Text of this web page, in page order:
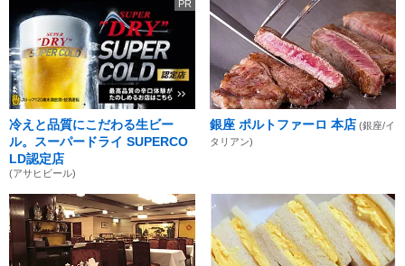
PR
冷えと品質にこだわる生ビー
ル。スーパードライ SUPERCO
LD認定店
(アサヒビール)
銀座 ポルトファーロ 本店 (銀座/イ
タリアン)